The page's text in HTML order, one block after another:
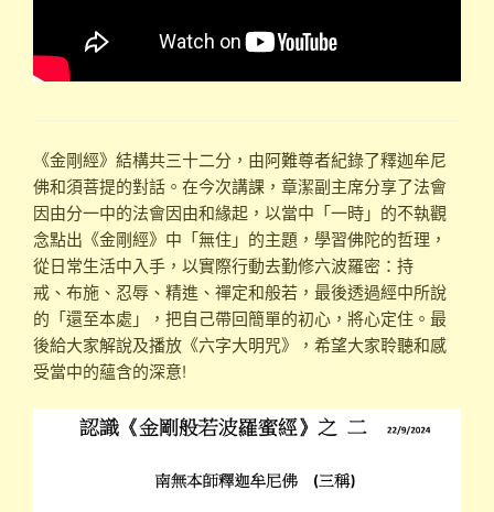
《金剛經》結構共三十二分，由阿難尊者紀錄了釋迦牟尼
佛和須菩提的對話。在今次講課，章潔副主席分享了法會
因由分一中的法會因由和緣起，以當中「一時」的不執觀
念點出《金剛經》中「無住」的主題，學習佛陀的哲理，
從日常生活中入手，以實際行動去勤修六波羅密： 持
戒 、 布施 、 忍辱 、 精進 、 禪定和般若 ，最後透過經中所說
的「還至本處」，把自己帶回簡單的初心，將心定住。最
後給大家解說及播放《六字大明咒》，希望大家聆聽和感
受當中的蘊含的深意!